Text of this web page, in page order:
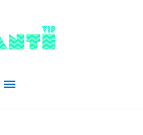
Menu